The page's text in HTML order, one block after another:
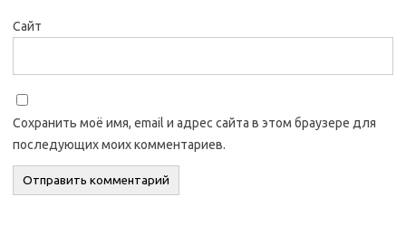
Сайт
Сохранить моё имя, email и адрес сайта в этом браузере для
последующих моих комментариев.